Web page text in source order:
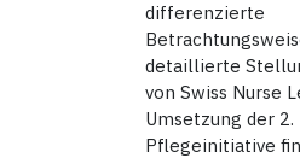
differenzierte
detaillierte
von Swiss Nurse
Umsetzung der
Pflegeinitiative